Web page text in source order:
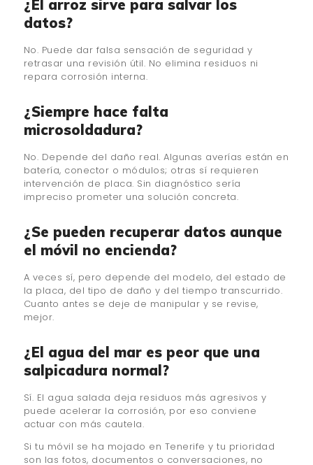
¿El arroz sirve para salvar los
datos?
No. Puede dar falsa sensación de seguridad y
retrasar una revisión útil. No elimina residuos ni
repara corrosión interna.
¿Siempre hace falta
microsoldadura?
No. Depende del daño real. Algunas averías están en
batería, conector o módulos; otras sí requieren
intervención de placa. Sin diagnóstico sería
impreciso prometer una solución concreta.
¿Se pueden recuperar datos aunque
el móvil no encienda?
A veces sí, pero depende del modelo, del estado de
la placa, del tipo de daño y del tiempo transcurrido.
Cuanto antes se deje de manipular y se revise,
mejor.
¿El agua del mar es peor que una
salpicadura normal?
Sí. El agua salada deja residuos más agresivos y
puede acelerar la corrosión, por eso conviene
actuar con más cautela.
Si tu móvil se ha mojado en Tenerife y tu prioridad
son las fotos, documentos o conversaciones, no